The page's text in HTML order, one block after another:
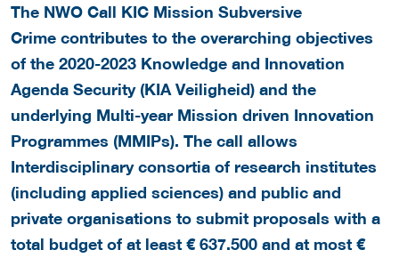
The NWO Call KIC Mission Subversive
Crime contributes to the overarching objectives
of the 2020-2023 Knowledge and Innovation
Agenda Security (KIA Veiligheid) and the
underlying Multi-year Mission driven Innovation
Programmes (MMIPs). The call allows
Interdisciplinary consortia of research institutes
(including applied sciences) and public and
private organisations to submit proposals with a
total budget of at least € 637.500 and at most €